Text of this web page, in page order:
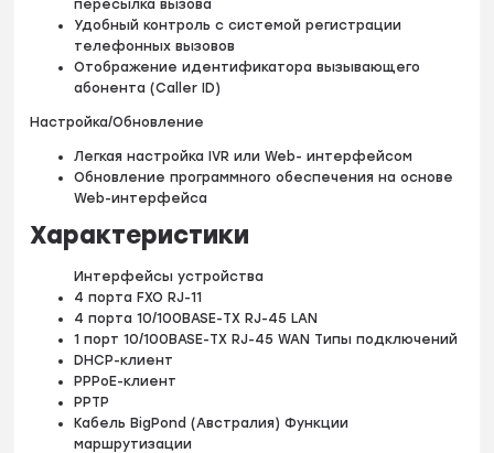
пересылка вызова
Удобный контроль с системой регистрации
телефонных вызовов
Отображение идентификатора вызывающего
абонента (Caller ID)
Настройка/Обновление
Легкая настройка IVR или Web- интерфейсом
Обновление программного обеспечения на основе
Web-интерфейса
Характеристики
Интерфейсы устройства
4 порта FXO RJ-11
4 порта 10/100BASE-TX RJ-45 LAN
1 порт 10/100BASE-TX RJ-45 WAN Типы подключений
DHCP-клиент
PPPoE-клиент
PPTP
Кабель BigPond (Австралия) Функции
маршрутизации